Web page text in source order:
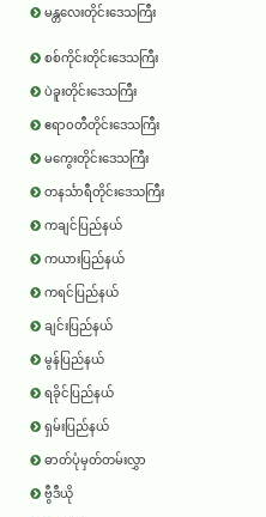
မန္တလေးတိုင်းဒေသကြီး
စစ်ကိုင်းတိုင်းဒေသကြီး
ပဲခူးတိုင်းဒေသကြီး
ဧရာ၀တီတိုင်းဒေသကြီး
မကွေးတိုင်းဒေသကြီး
တနင်္သာရီတိုင်းဒေသကြီး
ကချင်ပြည်နယ်
ကယားပြည်နယ်
ကရင်ပြည်နယ်
ချင်းပြည်နယ်
မွန်ပြည်နယ်
ရခိုင်ပြည်နယ်
ရှမ်းပြည်နယ်
ဓာတ်ပုံမှတ်တမ်းလွှာ
ဗွီဒီယို